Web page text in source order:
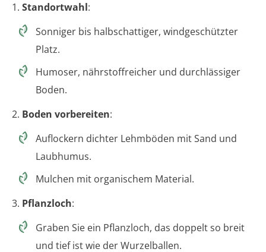
1. Standortwahl:
Sonniger bis halbschattiger, windgeschützter
Platz.
Humoser, nährstoffreicher und durchlässiger
Boden.
2. Boden vorbereiten:
Auflockern dichter Lehmböden mit Sand und
Laubhumus.
Mulchen mit organischem Material.
3. Pflanzloch:
Graben Sie ein Pflanzloch, das doppelt so breit
und tief ist wie der Wurzelballen.